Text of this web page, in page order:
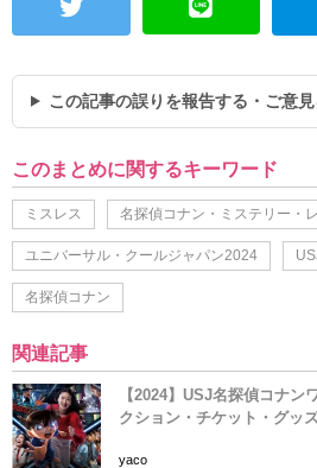
この記事の誤りを報告する・ご意
このまとめに関するキーワード
ミスレス 名探偵コナン・ミステリー・
ユニバーサル・クールジャパン2024
名探偵コナン
関連記事
【2024】USJ名探偵コナン
クション・チケット・グッ
yaco